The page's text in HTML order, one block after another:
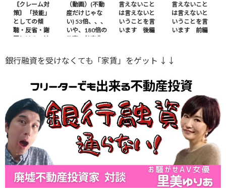
〘クレーム対
策〙 「技能」
としての傾
聴・反省・謝
罪とは？ – 前
（動画）(不動
産だけじゃな
い) 53倍、、、
いや、180倍の
仕事の効率化
言えないこと
は言えないと
いうことを言
います 後編
言えないこと
は言えないと
いうことを言
います 前編
銀行融資を受けなくても「家賃」をゲット ↓↓